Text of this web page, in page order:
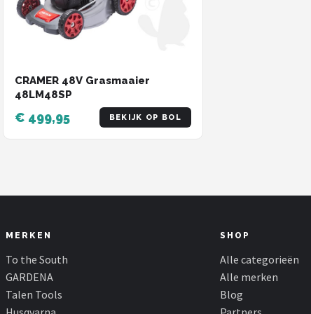
CRAMER 48V Grasmaaier
48LM48SP
€ 499,95 BEKIJK OP BOL
MERKEN
To the South
GARDENA
Talen Tools
SHOP
Alle categorieën
Alle merken
Blog